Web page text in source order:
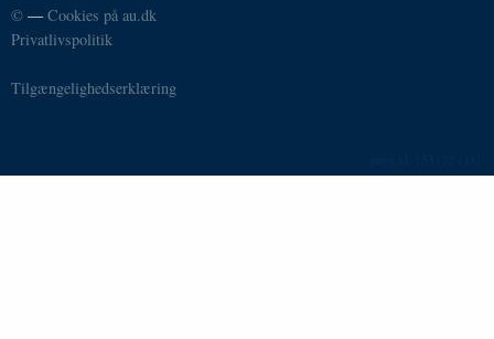
© —Cookies på au.dk
Privatlivspolitik
Tilgængelighedserklæring